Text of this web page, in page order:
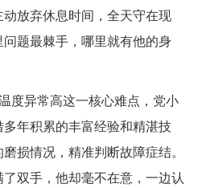
放弃休息时间，全天守在现
题最棘手，哪里就有他的身
度异常高这一核心难点，党小
年积累的丰富经验和精湛技
损情况，精准判断故障症结。
双手，他却毫不在意，一边认